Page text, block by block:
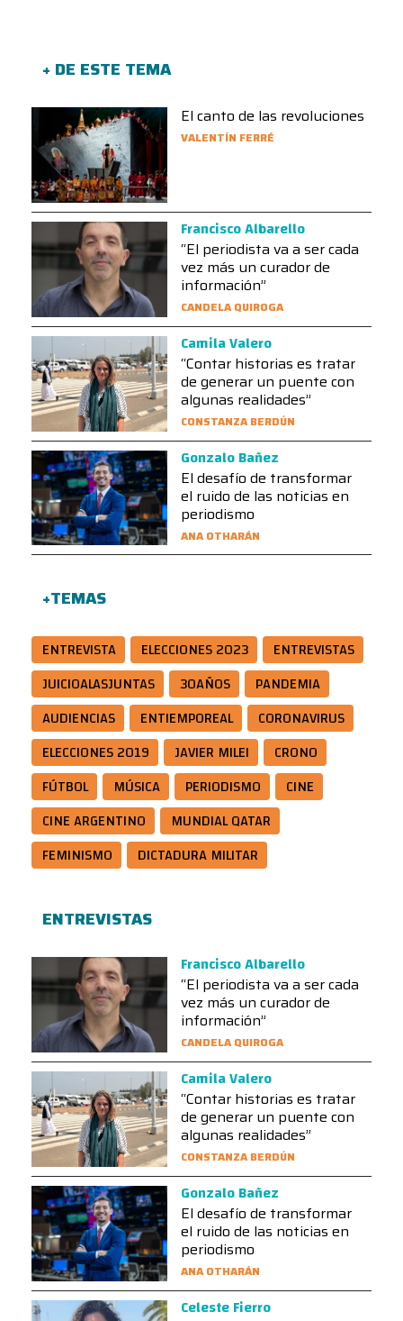
+ DE ESTE TEMA
El canto de las revoluciones
VALENTÍN FERRÉ
Francisco Albarello
“El periodista va a ser cada
vez más un curador de
información”
CANDELA QUIROGA
Camila Valero
“Contar historias es tratar
de generar un puente con
algunas realidades”
CONSTANZA BERDÚN
Gonzalo Bañez
El desafío de transformar
el ruido de las noticias en
periodismo
ANA OTHARÁN
+TEMAS
ENTREVISTA ELECCIONES 2023
ENTREVISTAS
JUICIOALASJUNTAS
30AÑOS
PANDEMIA
AUDIENCIAS
ENTIEMPOREAL
CORONAVIRUS
ELECCIONES 2019
JAVIER MILEI
CRONO
FÚTBOL
MÚSICA PERIODISMO
CINE
CINE ARGENTINO
MUNDIAL QATAR
FEMINISMO
DICTADURA MILITAR
ENTREVISTAS
Francisco Albarello
“El periodista va a ser cada
vez más un curador de
información”
CANDELA QUIROGA
Camila Valero
“Contar historias es tratar
de generar un puente con
algunas realidades”
CONSTANZA BERDÚN
Gonzalo Bañez
El desafío de transformar
el ruido de las noticias en
periodismo
ANA OTHARÁN
Celeste Fierro